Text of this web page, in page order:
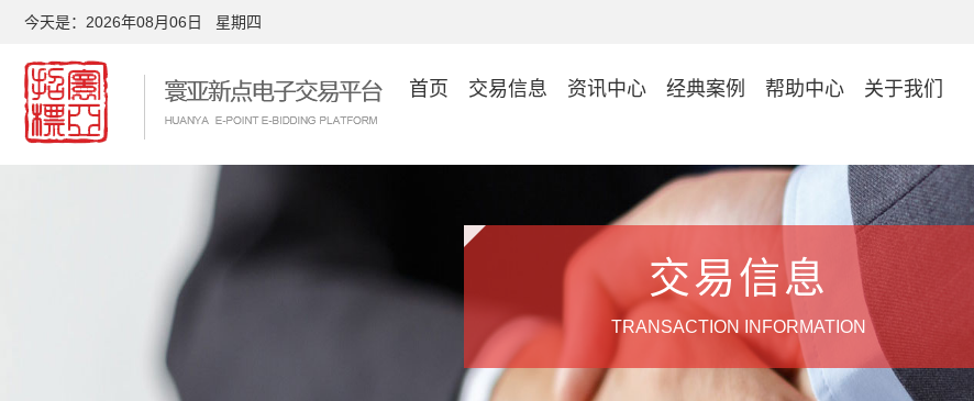
今天是： 2026年08月06日 星期四
首页 交易信息 资讯中心 经典案例 帮助中心 关于我们
交易信息
TRANSACTION INFORMATION